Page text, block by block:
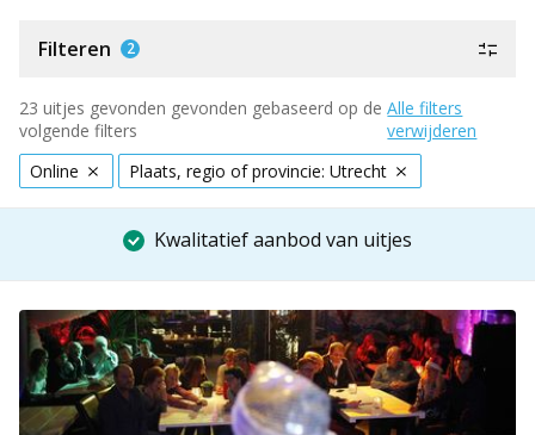
Filteren 2
23 uitjes gevonden gevonden gebaseerd op de
volgende filters
Alle filters
verwijderen
Online
Plaats, regio of provincie: Utrecht
Kwalitatief aanbod van uitjes